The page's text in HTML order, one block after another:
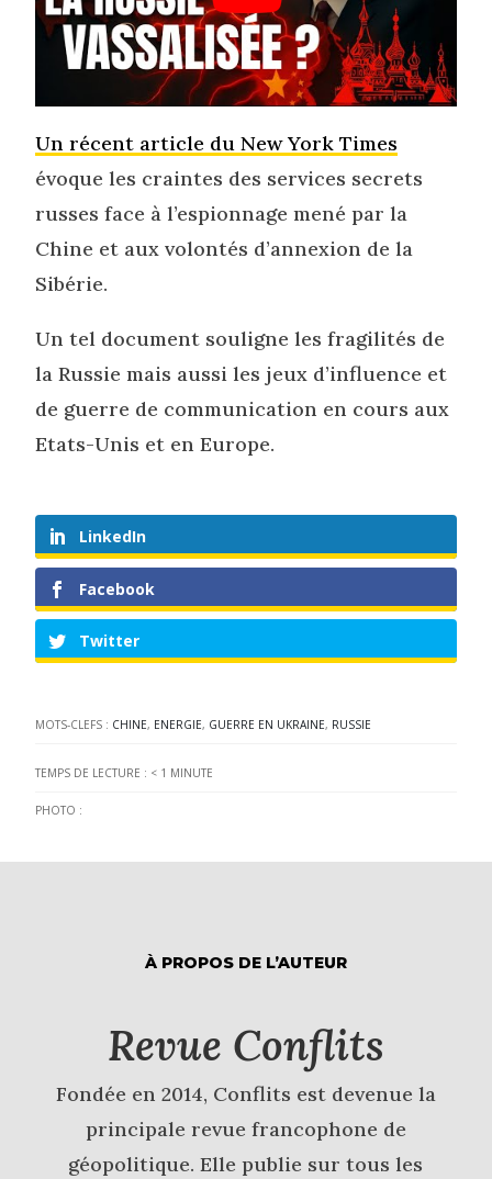
Un récent article du New York Times
évoque les craintes des services secrets
russes face à l’espionnage mené par la
Chine et aux volontés d’annexion de la
Sibérie.
Un tel document souligne les fragilités de
la Russie mais aussi les jeux d’influence et
de guerre de communication en cours aux
Etats-Unis et en Europe.
LinkedIn
Facebook
Twitter
MOTS-CLEFS : CHINE, ENERGIE, GUERRE EN UKRAINE, RUSSIE
TEMPS DE LECTURE : < 1 MINUTE
PHOTO :
À PROPOS DE L’AUTEUR
Revue Conflits
Fondée en 2014, Conflits est devenue la
principale revue francophone de
géopolitique. Elle publie sur tous les